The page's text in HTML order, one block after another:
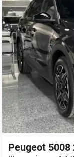
Peugeot 5008